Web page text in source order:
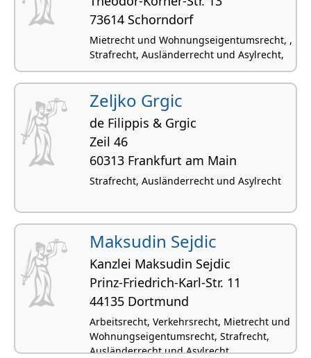
73614 Schorndorf
Mietrecht und Wohnungseigentumsrecht, ,
Strafrecht, Ausländerrecht und Asylrecht,
Zeljko Grgic
de Filippis & Grgic
Zeil 46
60313 Frankfurt am Main
Strafrecht, Ausländerrecht und Asylrecht
Maksudin Sejdic
Kanzlei Maksudin Sejdic
Prinz-Friedrich-Karl-Str. 11
44135 Dortmund
Arbeitsrecht, Verkehrsrecht, Mietrecht und
Wohnungseigentumsrecht, Strafrecht,
Ausländerrecht und Asylrecht